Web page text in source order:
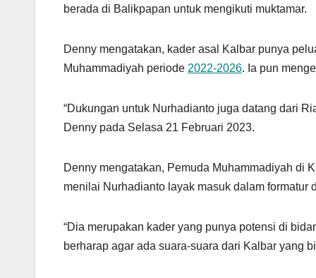
berada di Balikpapan untuk mengikuti muktamar.
Denny mengatakan, kader asal Kalbar punya
Muhammadiyah periode 2022-2026. Ia pun
“Dukungan untuk Nurhadianto juga datang dari
Denny pada Selasa 21 Februari 2023.
Denny mengatakan, Pemuda Muhammadiyah di
menilai Nurhadianto layak masuk dalam
“Dia merupakan kader yang punya potensi di
berharap agar ada suara-suara dari Kalbar yang